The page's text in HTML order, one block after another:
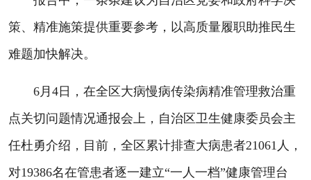
策、精准施策提供重要参考，以高质量履职助推民生
难题加快解决。
6月4日，在全区大病慢病传染病精准管理救治重
点关切问题情况通报会上，自治区卫生健康委员会主
任杜勇介绍，目前，全区累计排查大病患者21061人，
对19386名在管患者逐一建立“一人一档”健康管理台